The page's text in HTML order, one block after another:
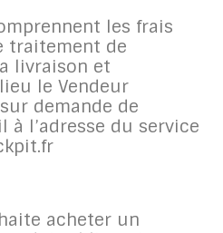
les frais
traitement de
livraison et
le Vendeur
demande de
à l’adresse du service
acheter un